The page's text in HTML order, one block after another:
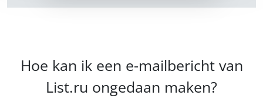
Hoe kan ik een e-mailbericht van
List.ru ongedaan maken?